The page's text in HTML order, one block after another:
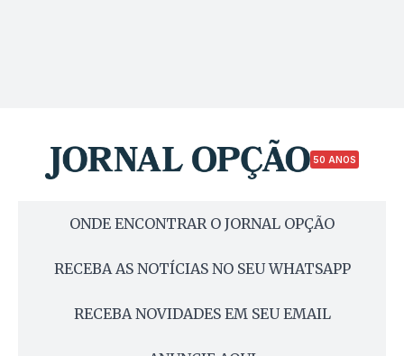
50 ANOS
ONDE ENCONTRAR O JORNAL OPÇÃO
RECEBA AS NOTÍCIAS NO SEU WHATSAPP
RECEBA NOVIDADES EM SEU EMAIL